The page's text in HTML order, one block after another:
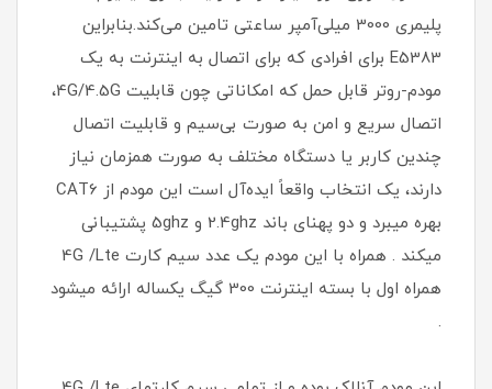
پلیمری 3000 میلی‌آمپر ساعتی تامین می‌کند.بنابراین
E5383 برای افرادی که برای اتصال به اینترنت به یک
مودم-روتر قابل حمل که امکاناتی چون قابلیت 4G/4.5G،
اتصال سریع و امن به صورت بی‌سیم و قابلیت اتصال
چندین کاربر یا دستگاه مختلف به صورت همزمان نیاز
دارند، یک انتخاب واقعاً ایده‌آل است این مودم از CAT6
بهره میبرد و دو پهنای باند 2.4ghz و 5ghz پشتیبانی
میکند . همراه با این مودم یک عدد سیم کارت 4G /Lte
همراه اول با بسته اینترنت 300 گیگ یکساله ارائه میشود
.